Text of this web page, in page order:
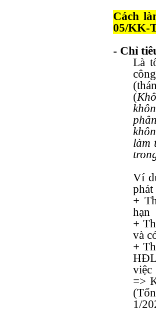
Cách
05/KK-
- Chỉ
Là
(
làm
Ví
+
hạn
+
và
+
việc
=>
1/